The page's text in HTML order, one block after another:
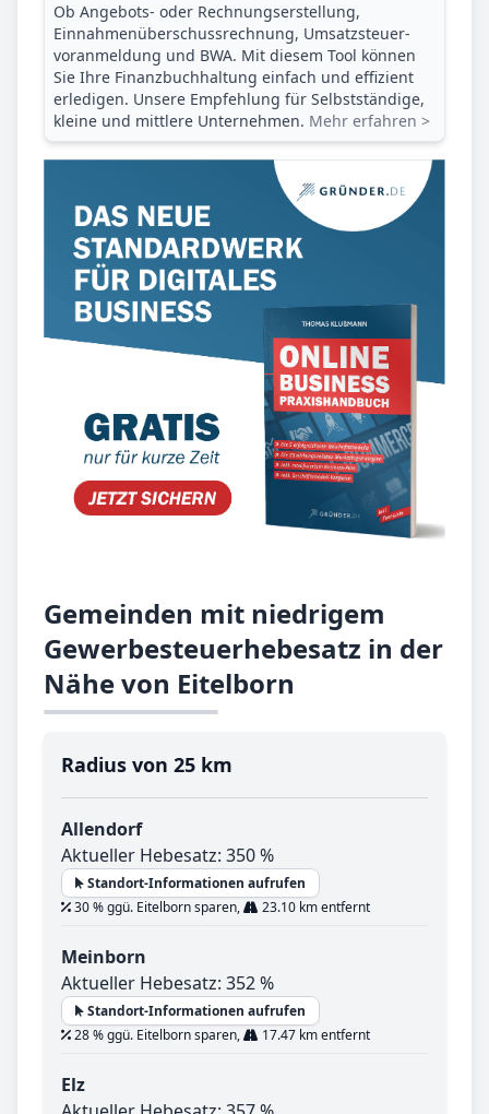
Ob Angebots- oder Rechnungserstellung,
Einnahmenüberschuss­rechnung, Umsatzsteuer­
voranmeldung und BWA. Mit diesem Tool können
Sie Ihre Finanz­buchhaltung einfach und effizient
erledigen. Unsere Empfehlung für Selbstständige,
kleine und mittlere Unternehmen. Mehr erfahren >
Gemeinden mit niedrigem
Gewerbesteuerhebesatz in der
Nähe von Eitelborn
Radius von 25 km
Allendorf
Aktueller Hebesatz: 350 %
Standort-Informationen aufrufen
30 % ggü. Eitelborn sparen,
23.10 km entfernt
Meinborn
Aktueller Hebesatz: 352 %
Standort-Informationen aufrufen
28 % ggü. Eitelborn sparen,
17.47 km entfernt
Elz